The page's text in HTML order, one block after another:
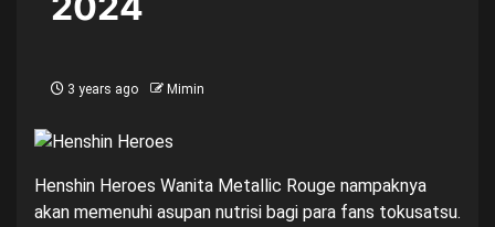
3 years ago Mimin
Henshin Heroes Wanita Metallic Rouge nampaknya
akan memenuhi asupan nutrisi bagi para fans tokusatsu.